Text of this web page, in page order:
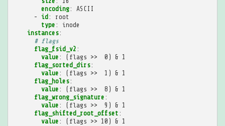
encoding:
ASCII
-
id :
root
type :
inode
instances:
# flags
flag_fsid_v2 :
value :
(flags >>  0) & 1
flag_sorted_dirs:
value :
(flags >>  1) & 1
flag_holes:
value :
(flags >>  8) & 1
flag_wrong_signature :
value :
(flags >>  9) & 1
flag_shifted_root_offset :
value : (flags >> 10) & 1